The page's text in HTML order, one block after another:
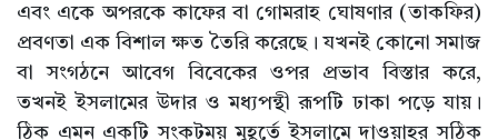
এবং একে অপরকে কাফের বা গোমরাহ ঘোষণার (তাকফির)
প্রবণতা এক বিশাল ক্ষত তৈরি করেছে। যখনই কোনো সমাজ
বা সংগঠনে আবেগ বিবেকের ওপর প্রভাব বিস্তার করে,
তখনই ইসলামের উদার ও মধ্যপন্থী রূপটি ঢাকা পড়ে যায়।
ঠিক এমন একটি সংকটময় মুহূর্তে ইসলামে দাওয়াহর সঠিক